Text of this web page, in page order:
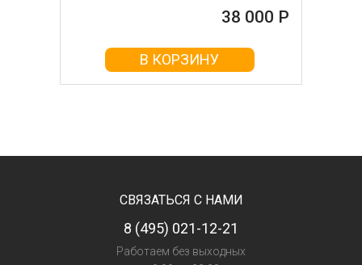
38 000 Р
В КОРЗИНУ
СВЯЗАТЬСЯ С НАМИ
8 (495) 021-12-21
Работаем без выходных